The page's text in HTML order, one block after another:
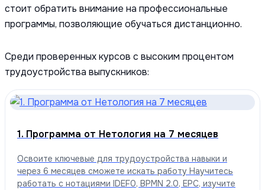
стоит обратить внимание на профессиональные
программы, позволяющие обучаться дистанционно.
Среди проверенных курсов с высоким процентом
трудоустройства выпускников:
1. Программа от Нетология на 7 месяцев
Освоите ключевые для трудоустройства навыки и
через 6 месяцев сможете искать работу Научитесь
работать с нотациями IDEF0, BPMN 2.0, EPC, изучите